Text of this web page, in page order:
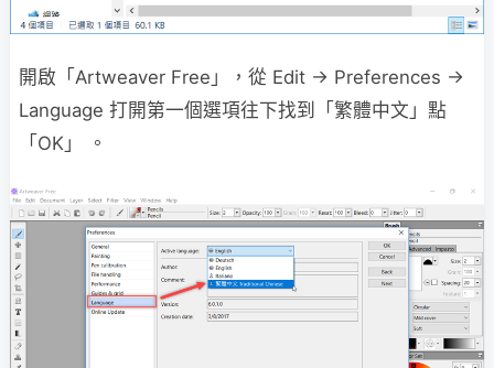
開啟「Artweaver Free」，從 Edit → Preferences →
Language 打開第一個選項往下找到「繁體中文」點
「OK」 。